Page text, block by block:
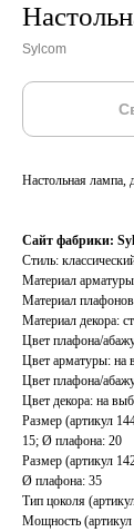
Sylcom
Настольная лампа,
Сайт фабрики:
Стиль:
Материал
Материал
Материал декора:
Цвет плафона/
Цвет арматуры: на
Цвет плафона/
Цвет декора: на
Размер (артикул
15; Ø плафона: 20
Размер (артикул
Ø плафона: 35
Тип цоколя
Мощность